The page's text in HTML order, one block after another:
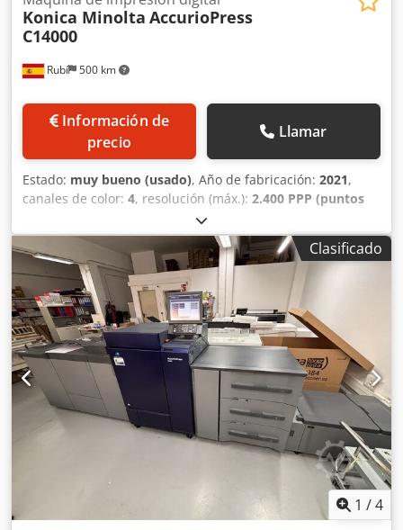
Rubí 500 km
Konica Minolta AccurioPress
C14000
Información de
precio
Llamar
Estado: muy bueno (usado), Año de fabricación: 2021,
canales de color: 4, resolución (máx.): 2.400 PPP (puntos
, gramaje del papel (min.):
papel (máx.):450 g/m², ancho de papel (máx.):330 mm,
altura del papel (máx.):1.200 mm, número de bandejas de
alimentación:3, Equipamiento:auto dúplex
, Special Price
Konica Minolta AccurioPress C14000 Counter: only 2,8
millions (Very Low) Dodpfx Aajwb Ezcjzewa Fiery Finisher
OT Feeder PF812 90 cm IQ501 color control Machine
checked by KM Technicals Ready for shipping MORE INFO,
PLEASE AS US.
Clasificado
1 /4